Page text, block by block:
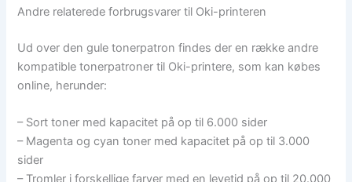
Andre relaterede forbrugsvarer til Oki-printeren
Ud over den gule tonerpatron findes der en række andre
kompatible tonerpatroner til Oki-printere, som kan købes
online, herunder:
– Sort toner med kapacitet på op til 6.000 sider
– Magenta og cyan toner med kapacitet på op til 3.000
sider
– Tromler i forskellige farver med en levetid på op til 20.000